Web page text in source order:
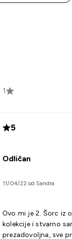
1
5
Odličan
11/04/22 od Sandra
Ovo mi je 2. Šorc iz
kolekcije i stvarno
prezadovoljna, sve